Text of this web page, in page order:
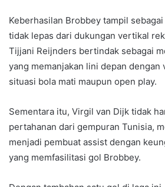
Keberhasilan Brobbey tampil
tidak lepas dari dukungan vertikal
Tijjani Reijnders bertindak sebagai
yang memanjakan lini depan dengan
situasi bola mati maupun open play.
Sementara itu, Virgil van Dijk tidak
pertahanan dari gempuran Tunisia,
menjadi pembuat assist dengan
yang memfasilitasi gol Brobbey.